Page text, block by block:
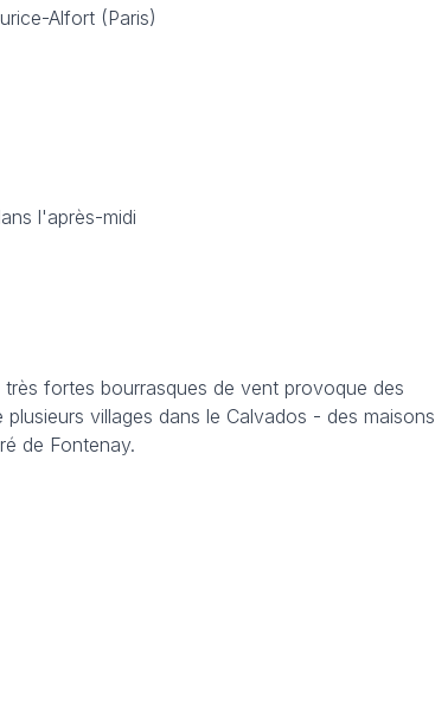
Alfort (Paris)
l'après-midi
fortes bourrasques de vent provoque des
villages dans le Calvados - des maisons
de Fontenay.